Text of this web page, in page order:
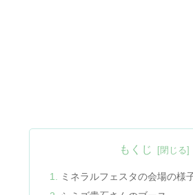
もくじ
ミネラルフェスタの会場の様